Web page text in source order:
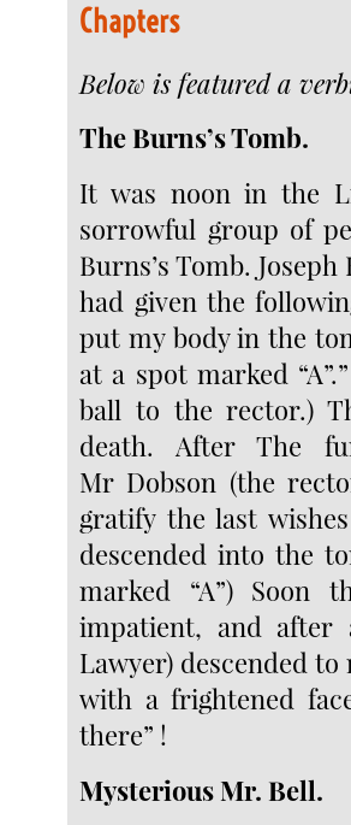
Chapters
Below is featured a
The Burns’s Tomb.
It was noon in the
sorrowful group of
Burns’s Tomb.
had given the
put my body in the
at a spot marked
ball to the rector.)
death. After The
Mr Dobson (the
gratify the last
descended into the
marked “A”) Soon
impatient, and after
Lawyer) descended to
with a frightened
there” !
Mysterious Mr. Bell.